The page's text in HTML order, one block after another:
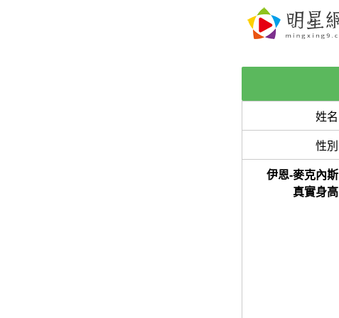
姓名
性別
伊恩-麥克內斯
真實身高